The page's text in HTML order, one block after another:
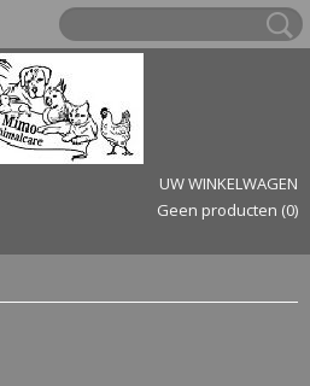
UW WINKELWAGEN
Geen producten (0)